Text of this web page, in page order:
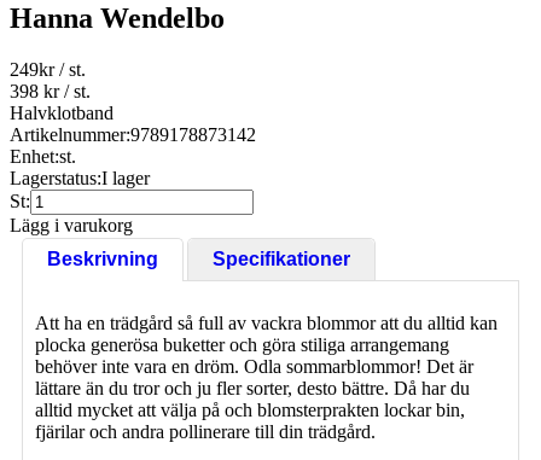
Hanna Wendelbo
249kr/ st.
398 kr/ st.
Halvklotband
Artikelnummer:9789178873142
Enhet:st.
Lagerstatus:I lager
St:
Lägg i varukorg
Beskrivning
Specifikationer
Att ha en trädgård så full av vackra blommor att du alltid kan
plocka generösa buketter och göra stiliga arrangemang
behöver inte vara en dröm. Odla sommarblommor! Det är
lättare än du tror och ju fler sorter, desto bättre. Då har du
alltid mycket att välja på och blomsterprakten lockar bin,
fjärilar och andra pollinerare till din trädgård.